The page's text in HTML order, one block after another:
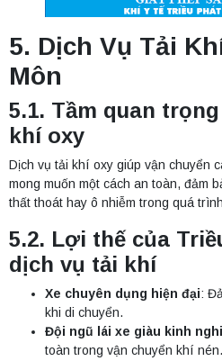
5. Dịch Vụ Tải
Môn
5.1. Tầm quan
khí oxy
Dịch vụ tải khí oxy giúp vận chuyển
mong muốn một cách an toàn, đảm
thất thoát hay ô nhiễm trong quá
5.2. Lợi thế của
dịch vụ tải khí
Xe chuyên dụng hiện đại:
khi di chuyển.
Đội ngũ lái xe giàu kinh
toàn trong vận chuyển khí nén.